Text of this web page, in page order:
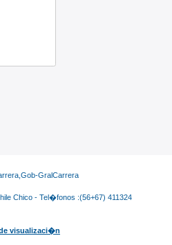
GralCarrera
Chico - Tel�fonos :(56+67) 411324
visualizaci�n